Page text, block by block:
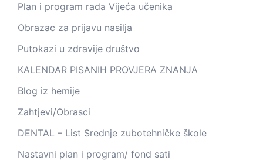
Plan i program rada Vijeća učenika
Obrazac za prijavu nasilja
Putokazi u zdravije društvo
KALENDAR PISANIH PROVJERA ZNANJA
Blog iz hemije
Zahtjevi/Obrasci
DENTAL – List Srednje zubotehničke škole
Nastavni plan i program/ fond sati